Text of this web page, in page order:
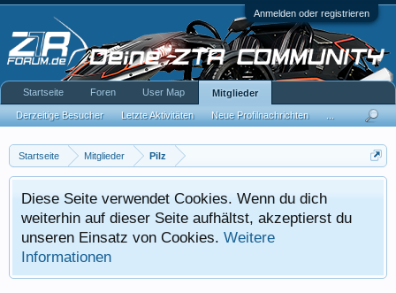
Anmelden oder registrieren
Startseite Mitglieder Pilz
Diese Seite verwendet Cookies. Wenn du dich
weiterhin auf dieser Seite aufhältst, akzeptierst du
unseren Einsatz von Cookies. Weitere
Informationen
Startseite Foren User Map Mitglieder
Derzeitige Besucher Letzte Aktivitäten Neue Profilnachrichten